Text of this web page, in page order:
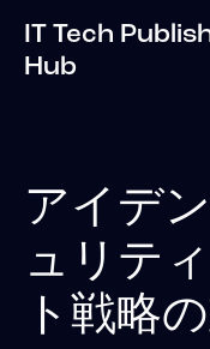
IT Tech
Hub
アイデ
ュリテ
ト戦略